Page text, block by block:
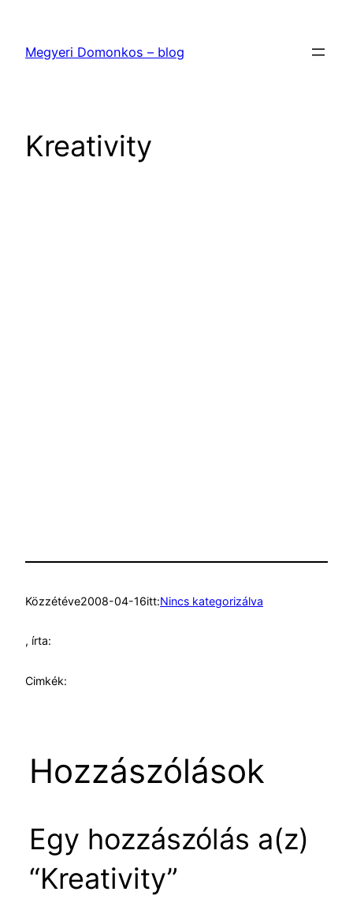
tartalomhoz
Megyeri Domonkos – blog
Kreativity
Közzétéve2008-04-16itt:Nincs kategorizálva
, írta:
Cimkék:
Hozzászólások
Egy hozzászólás a(z)
“Kreativity”